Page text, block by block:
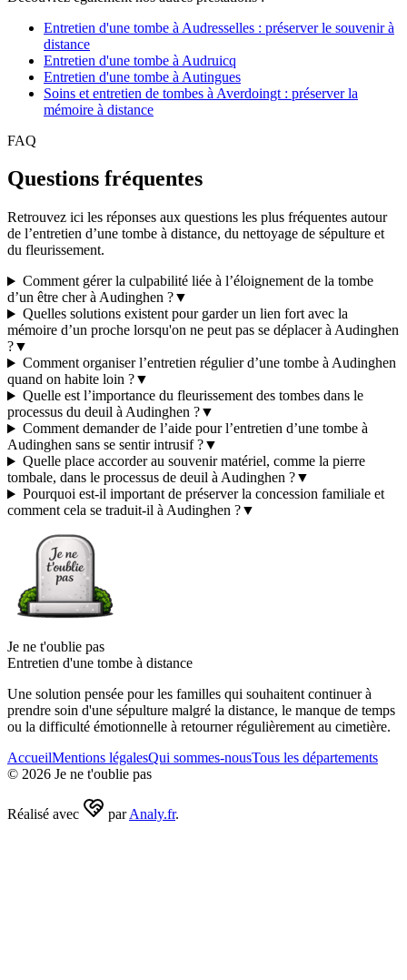
Entretien d'une tombe à Audresselles : préserver le souvenir à
distance
Entretien d'une tombe à Audruicq
Entretien d'une tombe à Autingues
Soins et entretien de tombes à Averdoingt : préserver la
mémoire à distance
FAQ
Questions fréquentes
Retrouvez ici les réponses aux questions les plus fréquentes autour
de l’entretien d’une tombe à distance, du nettoyage de sépulture et
du fleurissement.
Comment gérer la culpabilité liée à l’éloignement de la tombe
d’un être cher à Audinghen ?▼
Quelles solutions existent pour garder un lien fort avec la
mémoire d’un proche lorsqu'on ne peut pas se déplacer à Audinghen
?▼
Comment organiser l’entretien régulier d’une tombe à Audinghen
quand on habite loin ?▼
Quelle est l’importance du fleurissement des tombes dans le
processus du deuil à Audinghen ?▼
Comment demander de l’aide pour l’entretien d’une tombe à
Audinghen sans se sentir intrusif ?▼
Quelle place accorder au souvenir matériel, comme la pierre
tombale, dans le processus de deuil à Audinghen ?▼
Pourquoi est-il important de préserver la concession familiale et
comment cela se traduit-il à Audinghen ?▼
Je ne t'oublie pas
Entretien d'une tombe à distance
Une solution pensée pour les familles qui souhaitent continuer à
prendre soin d'une sépulture malgré la distance, le manque de temps
ou la difficulté émotionnelle à retourner régulièrement au cimetière.
AccueilMentions légalesQui sommes-nousTous les départements
© 2026 Je ne t'oublie pas
Réalisé avec par Analy.fr.